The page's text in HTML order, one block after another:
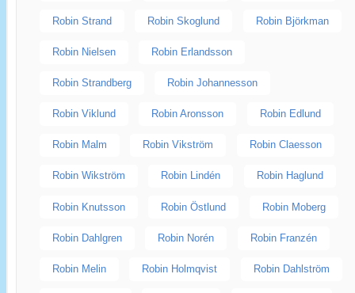
Robin Strand Robin Skoglund Robin Björkman
Robin Nielsen Robin Erlandsson
Robin Strandberg Robin Johannesson
Robin Viklund Robin Aronsson Robin Edlund
Robin Malm Robin Vikström Robin Claesson
Robin Wikström Robin Lindén Robin Haglund
Robin Knutsson Robin Östlund Robin Moberg
Robin Dahlgren Robin Norén Robin Franzén
Robin Melin Robin Holmqvist Robin Dahlström